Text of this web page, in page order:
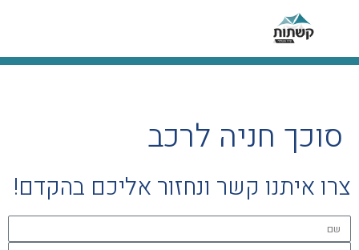
סוכך חניה לרכב
צרו איתנו קשר ונחזור אליכם בהקדם!